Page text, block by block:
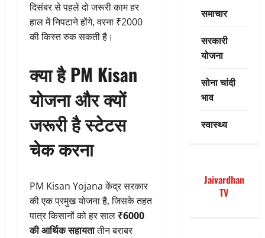
दिसंबर से पहले दो जरूरी काम हर
हाल में निपटाने होंगे, वरना ₹2000
की किस्त रुक सकती है।
क्या है PM Kisan
योजना और क्यों
जरूरी है स्टेटस
चेक करना
PM Kisan Yojana केंद्र सरकार
की एक प्रमुख योजना है, जिसके तहत
पात्र किसानों को हर साल ₹6000
की आर्थिक सहायतातीन बराबर
समाचार
सरकारी
योजना
सोना चांदी
भाव
स्वास्थ्य
Jaivardhan
TV